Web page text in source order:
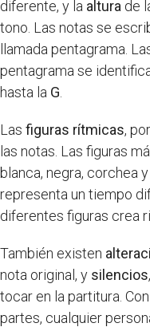
diferente, y la altura de
tono. Las notas se
llamada pentagrama.
pentagrama se
hasta la G
Las figuras rítmicas,
las notas. Las figuras
blanca, negra, corchea
representa un tiempo
diferentes figuras crea
También existen
nota original, y silencios
tocar en la partitura.
partes, cualquier